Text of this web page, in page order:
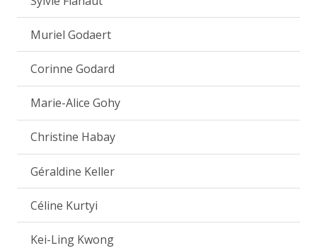
Muriel Godaert
Corinne Godard
Marie-Alice Gohy
Christine Habay
Géraldine Keller
Céline Kurtyi
Kei-Ling Kwong